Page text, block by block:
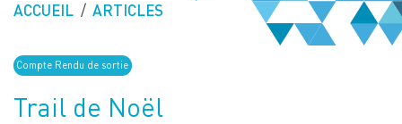
ACCUEIL ARTICLES
Compte Rendu de sortie
Trail de Noël